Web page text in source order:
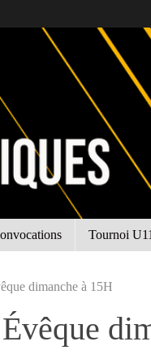
Tournoi
dimanche à 15H